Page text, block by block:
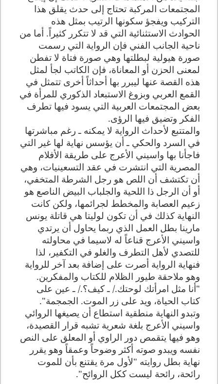
المجتمعات المركبة تحتاج إلى حدث يقلق هذا
التركيب ويفجؤ سكونها الرتيب بمثل هذه
الحوادث الاستثنائية التي قد لا تتكرر كثيراً. أما من
ناحية الجانب الفني فإن الرواية التي رسمت
صورة هيولية لبطلتها وهي صورة فتاة لا تفطن
لمعنى الحزن أو المعاناة، فإن الكاتب لجأ لمثل
هذه القصة عنها ليبرر بها أحداثاً أخرى تتمثل في
القمع العربي وبزوغ الاستبعاد الذكوري للمرأة في
بعض المجتمعات العربية التي يسود فيها تطرف
الفكر وتضيق فيها الرؤى.
والمتتبع لأحداث الرواية لا يمكنه ـ رغم مباشرتها
في السرد والحكي ـ أن يؤسس نهاية لها غير التي
فاجأنا بها واسيني الأعرج على طريقة الأفلام
المصرية التي انتشرت في عقد التسعينيات، وهي
أن تكتشف أن اللص هو رجل الشرطة المتخفي،
أو أن الرجل ذا اللحية والجلباب البيض الناصع هو
زعيم العصابة والمخطط لجرائمها، ولكن كانت
النهاية كذلك في أن تكون لوليتا هي قاتلة يونس
مارينا بطل العمل الذي ربما يحاول أن يرتدي
واسيني الأعرج قناعاً له لاسيما في محاولته
للتصدي لأهل التطرف والغلو في التكفير، لذا
فنهاية الرواية أصرت على إضافة بعد آخر للرواية
وهو ملاحقة طيور الظلام للكتاب والمفكرين.
"أنا مثل امرأتك لوحتك./ ـ كيف؟./ ـ عين على
كتاب الحياة، ويد على زر الموت. الجمجمة".
وتبدو النهاية منطقية استطاع أن يصيغها الروائي
واسيني الأعرج بلغة شعرية تشبه قرار القصيدة،
وهو فيها يتقمص دور الراوي أو المعلق على النص
نفسه ويبدو صوته أكثر وضوحاً وعمقاً وهو يقرر
نهاية بطل روايته "لأول مرة يقتنع بأن للموت
رائحة، رائحة ليست ككل الروائح".